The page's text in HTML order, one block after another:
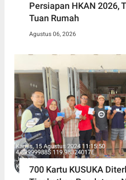
Persiapan HKAN 2026,
Tuan Rumah
Agustus 06, 2026
700 Kartu KUSUKA